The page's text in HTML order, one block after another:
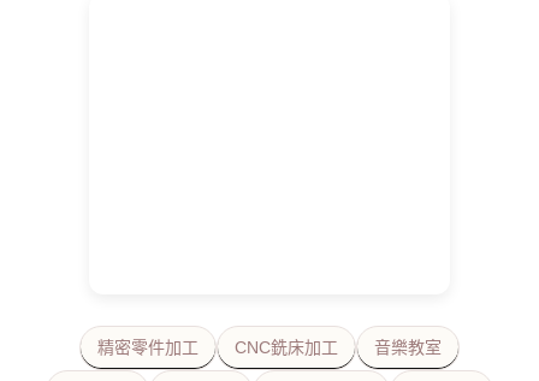
精密零件加工 CNC銑床加工 音樂教室